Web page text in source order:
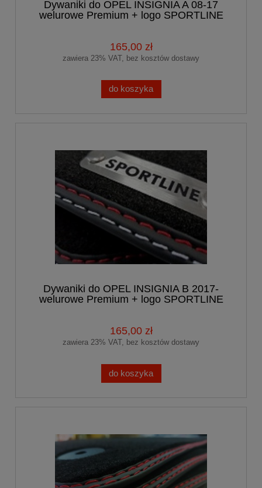
Dywaniki do OPEL INSIGNIA A 08-17
welurowe Premium + logo SPORTLINE
165,00 zł
zawiera 23% VAT, bez kosztów dostawy
do koszyka
Dywaniki do OPEL INSIGNIA B 2017-
welurowe Premium + logo SPORTLINE
165,00 zł
zawiera 23% VAT, bez kosztów dostawy
do koszyka